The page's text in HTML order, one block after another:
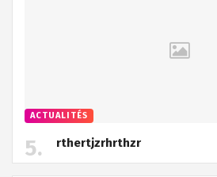
ACTUALITÉS
rthertjzrhrthzr